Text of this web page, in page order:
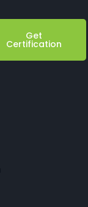
Get
Certification